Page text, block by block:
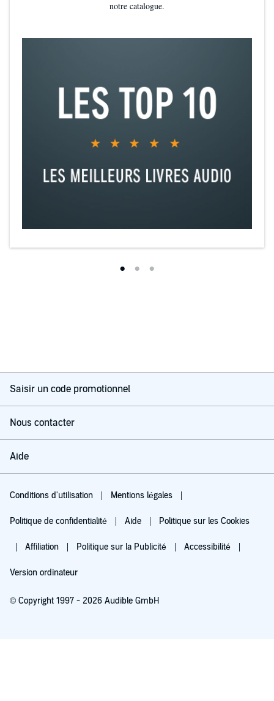
notre catalogue.
Saisir un code promotionnel
Nous contacter
Aide
Conditions d'utilisation Mentions légales
Politique de confidentialité Aide Politique sur les Cookies
Affiliation Politique sur la Publicité Accessibilité
Version ordinateur
© Copyright 1997 - 2026 Audible GmbH